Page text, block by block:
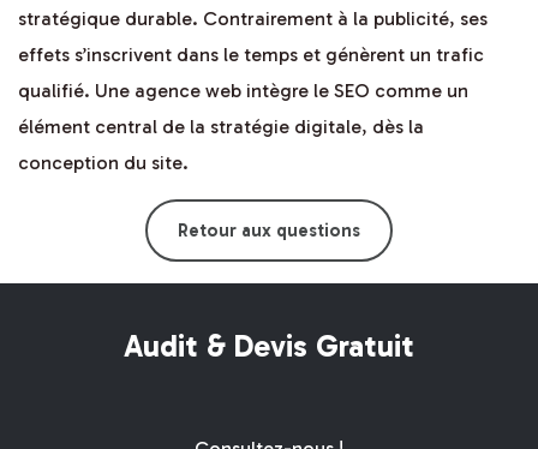
stratégique durable. Contrairement à la publicité, ses
effets s’inscrivent dans le temps et génèrent un trafic
qualifié. Une agence web intègre le SEO comme un
élément central de la stratégie digitale, dès la
conception du site.
Retour aux questions
Audit & Devis Gratuit